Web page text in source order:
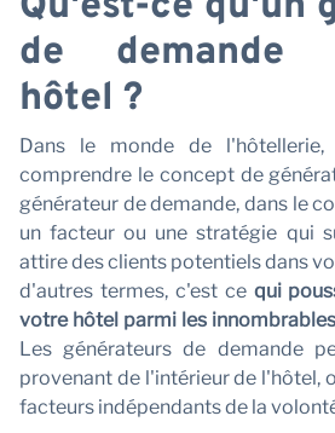
de demande
hôtel ?
Dans le monde de
comprendre le concept de
générateur de demande, dans le
un facteur ou une stratégie qui
attire des clients potentiels dans
d'autres termes, c'est ce qui
votre hôtel parmi les
Les générateurs de demande
provenant de l'intérieur de l'hôtel,
facteurs indépendants de la